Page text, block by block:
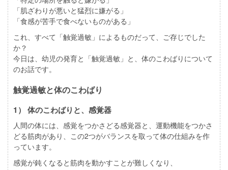
「肌ざわりが悪いと猛烈に嫌がる」
「食感が苦手で食べないものがある」
これ、すべて「触覚過敏」によるものだって、ご存じでした
か？
今日は、幼児の発育と「触覚過敏」と、体のこわばりについて
のお話です。
触覚過敏と体のこわばり
1） 体のこわばりと、感覚器
人間の体には、感覚をつかさどる感覚器と、運動機能をつかさ
どる筋肉があり、この2つがバランスを取って体の仕組みを作
っています。
感覚が鈍くなると筋肉を動かすことが難しくなり、